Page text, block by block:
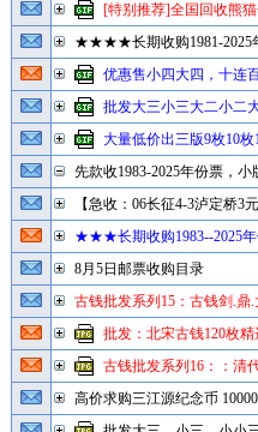
[特别推荐]全国回收熊
★★★★长期收购1981-
优惠售小四大四，十连
批发大三小三大二小二
大量低价出三版9枚10
先款收1983-2025年份票，小
【急收：06长征4-3泸定桥3
★★★长期收购1983--2025年
8月5日邮票收购目录
古钱批发系列15：古钱剑.鼎
批发：北宋古钱120枚
古钱批发系列16：：清
高价求购三江源纪念币